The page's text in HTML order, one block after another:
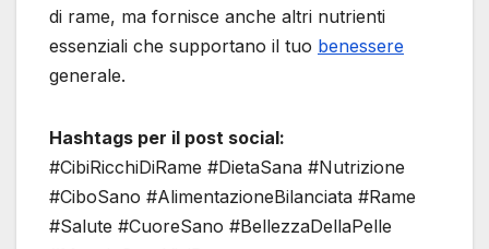
di rame, ma fornisce anche altri nutrienti
essenziali che supportano il tuo benessere
generale.
Hashtags per il post social:
#CibiRicchiDiRame #DietaSana #Nutrizione
#CiboSano #AlimentazioneBilanciata #Rame
#Salute #CuoreSano #BellezzaDellaPelle